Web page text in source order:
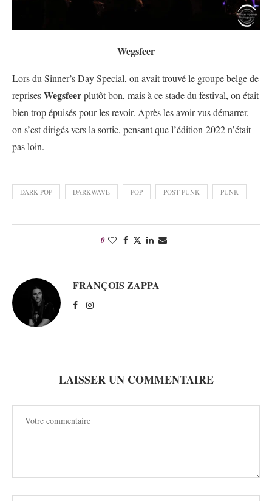
Wegsfeer
Lors du Sinner’s Day Special, on avait trouvé le groupe belge de
reprisesWegsfeerplutôt bon, mais à ce stade du festival, on était
bien trop épuisés pour les revoir. Après les avoir vus démarrer,
on s’est dirigés vers la sortie, pensant que l’édition 2022 n’était
pas loin.
DARK POP DARKWAVE POP POST-PUNK PUNK
0
FRANÇOIS ZAPPA
LAISSER UN COMMENTAIRE